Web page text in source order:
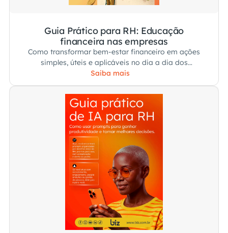
Guia Prático para RH: Educação
financeira nas empresas
Como transformar bem-estar financeiro em ações
simples, úteis e aplicáveis no dia a dia dos
colaboradores.
Saiba mais